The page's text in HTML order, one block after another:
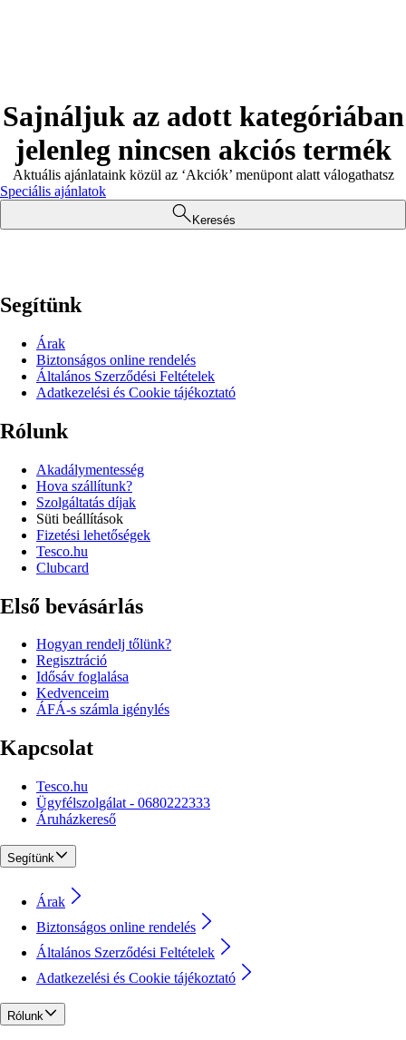
Sajnáljuk az adott kategóriában
jelenleg nincsen akciós termék
Aktuális ajánlataink közül az ‘Akciók’ menüpont alatt válogathatsz
Speciális ajánlatok
Keresés
Segítünk
Árak
Biztonságos online rendelés
Általános Szerződési Feltételek
Adatkezelési és Cookie tájékoztató
Rólunk
Akadálymentesség
Hova szállítunk?
Szolgáltatás díjak
Süti beállítások
Fizetési lehetőségek
Tesco.hu
Clubcard
Első bevásárlás
Hogyan rendelj tőlünk?
Regisztráció
Idősáv foglalása
Kedvenceim
ÁFÁ-s számla igénylés
Kapcsolat
Tesco.hu
Ügyfélszolgálat - 0680222333
Áruházkereső
Segítünk
Árak
Biztonságos online rendelés
Általános Szerződési Feltételek
Adatkezelési és Cookie tájékoztató
Rólunk